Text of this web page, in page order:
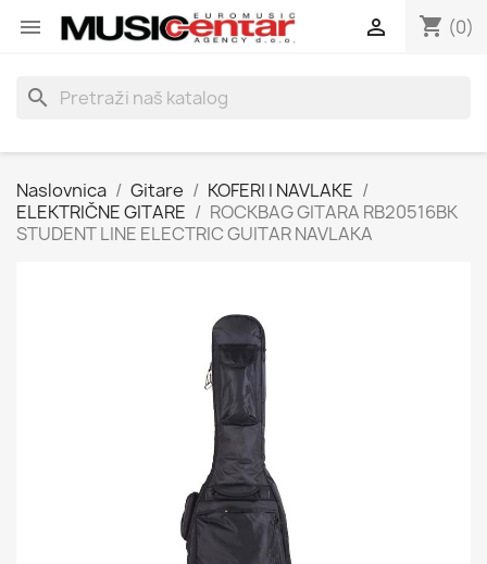
 shopping_cart (0)

search
Naslovnica Gitare
KOFERI I NAVLAKE
ELEKTRIČNE GITARE
ROCKBAG GITARA RB20516BK
STUDENT LINE ELECTRIC GUITAR NAVLAKA